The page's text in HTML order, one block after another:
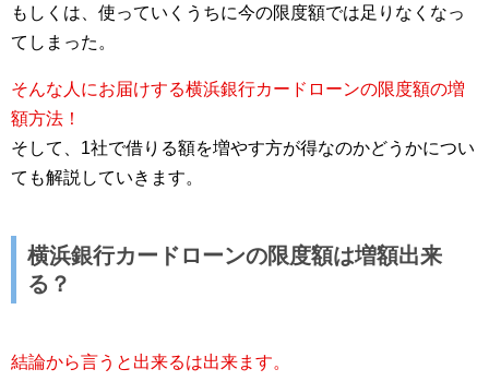
もしくは、使っていくうちに今の限度額では足りなくなっ
てしまった。
そんな人にお届けする横浜銀行カードローンの限度額の増
額方法！
そして、1社で借りる額を増やす方が得なのかどうかについ
ても解説していきます。
横浜銀行カードローンの限度額は増額出来
る？
結論から言うと出来るは出来ます。